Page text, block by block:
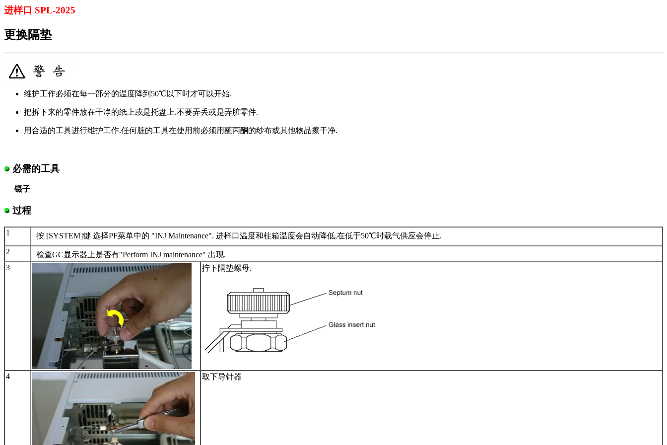
进样口 SPL-2025
更换隔垫
维护工作必须在每一部分的温度降到50℃以下时才可以开始.
把拆下来的零件放在干净的纸上或是托盘上.不要弄丢或是弄脏零件.
用合适的工具进行维护工作.任何脏的工具在使用前必须用蘸丙酮的纱布或其他物品擦干净.
必需的工具
镊子
过程
1
按 [SYSTEM]键 选择PF菜单中的 "INJ Maintenance". 进样口温度和柱箱温度会自动降低,在低于50℃时载气供应会停止.
2
检查GC显示器上是否有"Perform INJ maintenance" 出现.
3
拧下隔垫螺母.
4 取下导针器